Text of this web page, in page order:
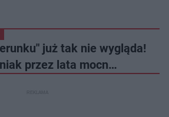
już tak nie wygląda!
przez lata mocn…